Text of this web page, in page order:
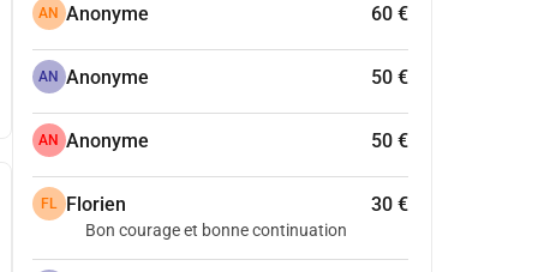
AN Anonyme 60 €
AN Anonyme 50 €
AN Anonyme 50 €
FL Florien 30 €
Bon courage et bonne continuation